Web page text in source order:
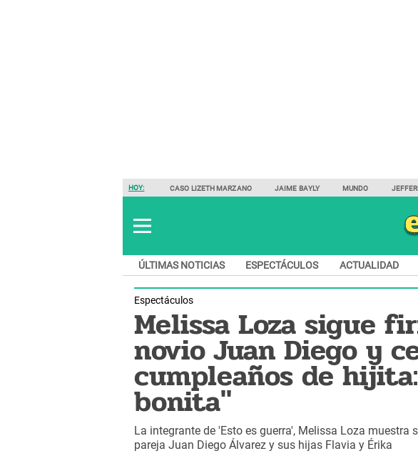
HOY: CASO LIZETH MARZANO JAIME BAYLY MUNDO
ÚLTIMAS NOTICIAS ESPECTÁCULOS ACTUALIDAD
Espectáculos
Melissa Loza sigue
novio Juan Diego y
cumpleaños de
bonita"
La integrante de 'Esto es guerra', Melissa Loza muestra
pareja Juan Diego Álvarez y sus hijas Flavia y Érika